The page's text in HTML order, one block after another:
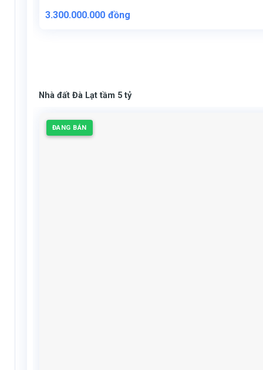
3.300.000.000 đồng
Nhà đất Đà Lạt tầm 5 tỷ
ĐANG BÁN